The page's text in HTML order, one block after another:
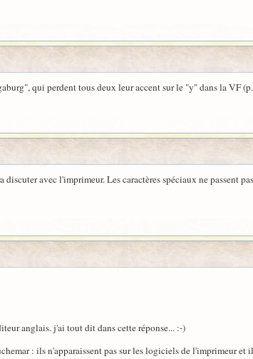
qui perdent tous deux leur accent sur le "y" dans la VF
avec l'imprimeur. Les caractères spéciaux ne passent
anglais. j'ai tout dit dans cette réponse... :-)
: ils n'apparaissent pas sur les logiciels de l'imprimeur